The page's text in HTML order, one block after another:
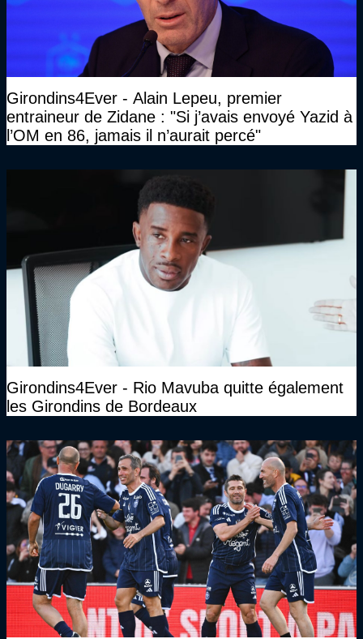
Girondins4Ever - Alain Lepeu, premier
entraineur de Zidane : "Si j’avais envoyé Yazid à
l’OM en 86, jamais il n’aurait percé"
Girondins4Ever - Rio Mavuba quitte également
les Girondins de Bordeaux